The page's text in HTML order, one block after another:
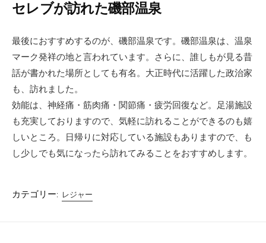
セレブが訪れた磯部温泉
最後におすすめするのが、磯部温泉です。磯部温泉は、温泉
マーク発祥の地と言われています。さらに、誰しもが見る昔
話が書かれた場所としても有名。大正時代に活躍した政治家
も、訪れました。
効能は、神経痛・筋肉痛・関節痛・疲労回復など。足湯施設
も充実しておりますので、気軽に訪れることができるのも嬉
しいところ。日帰りに対応している施設もありますので、も
し少しでも気になったら訪れてみることをおすすめします。
カテゴリー: レジャー